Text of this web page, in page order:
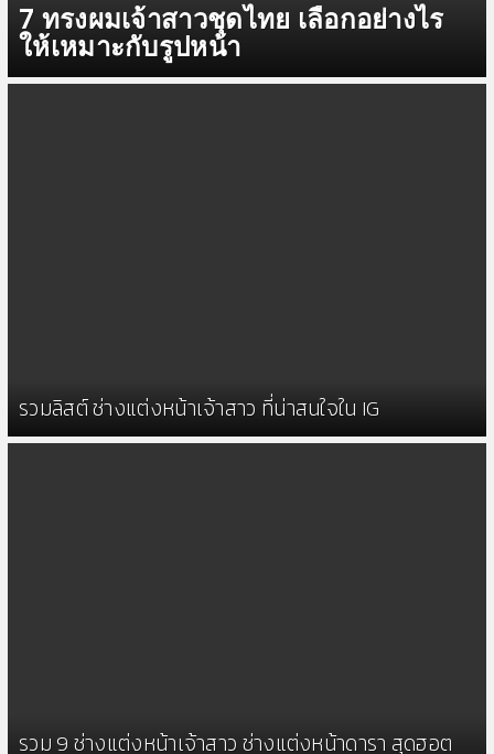
7 ทรงผมเจ้าสาวชุดไทย เลือกอย่างไร
ให้เหมาะกับรูปหน้า
รวมลิสต์ ช่างแต่งหน้าเจ้าสาว ที่น่าสนใจใน IG
รวม 9 ช่างแต่งหน้าเจ้าสาว ช่างแต่งหน้าดารา สุดฮอต